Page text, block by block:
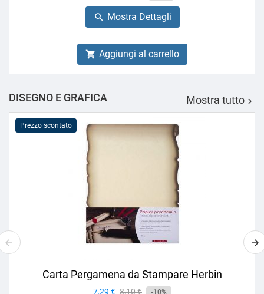
base
 Mostra Dettagli
 Aggiungi al carrello
DISEGNO E GRAFICA Mostra tutto 
Prezzo scontato
Carta Pergamena da Stampare Herbin
Prezzo
7,29 € Prezzo
8,10 €